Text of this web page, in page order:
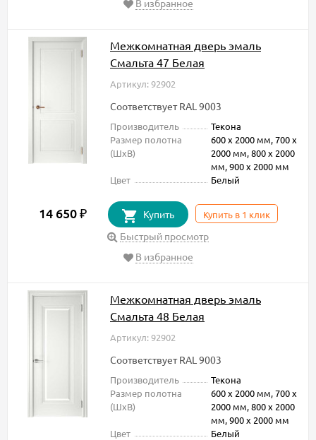
В избранное
Межкомнатная дверь эмаль
Смальта 47 Белая
Артикул: 92902
Соответствует RAL 9003
Производитель
Текона
Размер полотна
(ШxВ)
600 х 2000 мм, 700 х
2000 мм, 800 х 2000
мм, 900 х 2000 мм
Цвет
Белый
14 650 ₽ Купить Купить в 1 клик
Быстрый просмотр
В избранное
Межкомнатная дверь эмаль
Смальта 48 Белая
Артикул: 92902
Соответствует RAL 9003
Производитель
Текона
Размер полотна
(ШxВ)
600 х 2000 мм, 700 х
2000 мм, 800 х 2000
мм, 900 х 2000 мм
Цвет
Белый